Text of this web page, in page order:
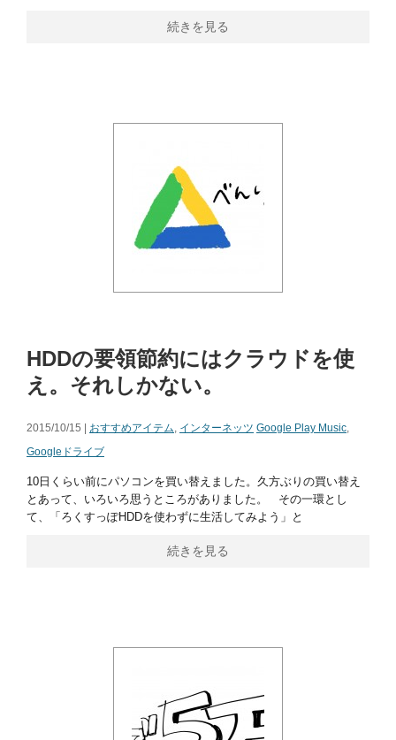
続きを見る
HDDの要領節約にはクラウドを使
え。それしかない。
2015/10/15 | おすすめアイテム インターネッツ Google Play Music
Googleドライブ
10日くらい前にパソコンを買い替えました。久方ぶりの買い替え
とあって、いろいろ思うところがありました。 その一環とし
て、「ろくすっぽHDDを使わずに生活してみよう」と
続きを見る